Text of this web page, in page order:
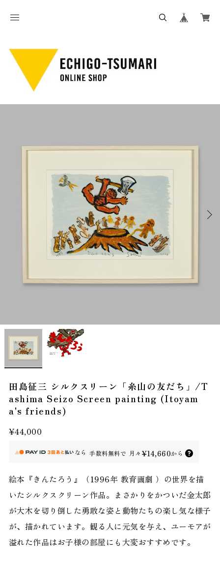
田島征三 シルクスリーン「糸山の友だち」/T
ashima Seizo Screen painting (Itoyam
a's friends)
¥44,000
なら 手数料無料で 月々 ¥14,660から
絵本『きんたろう』（1996年 教育画劇 ）の世界を描
いたシルクスクリーン作品。まさかりをかついだ金太郎
が大木を切り倒した勇敢な姿と動物たちの楽し気な様子
が、描かれています。観る人に元気を与え、ユーモアが
溢れた作品はお子様の部屋にも大変おすすめです。